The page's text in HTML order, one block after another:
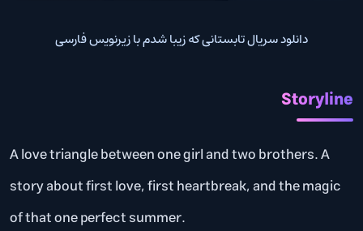
دانلود سریال تابستانی که زیبا شدم با زیرنویس فارسی
Storyline
A love triangle between one girl and two brothers. A
story about first love, first heartbreak, and the magic
of that one perfect summer.